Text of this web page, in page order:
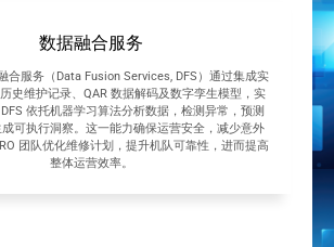
数据融合服务
合服务（Data Fusion Services, DFS）通过集成实
史维护记录、QAR 数据解码及数字孪生模型，实
依托机器学习算法分析数据，检测异常，预测
可执行洞察。这一能力确保运营安全，减少意外
团队优化维修计划，提升机队可靠性，进而提高
整体运营效率。